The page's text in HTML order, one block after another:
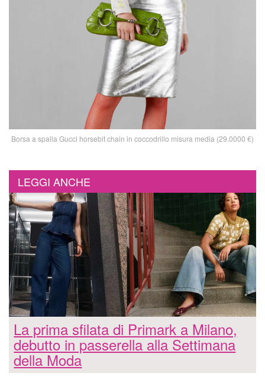
Borsa a spalla Gucci horsebit chain in coccodrillo misura media (29.0000 €)
LEGGI ANCHE
La prima sfilata di Primark a Milano,
debutto in passerella alla Settimana
della Moda